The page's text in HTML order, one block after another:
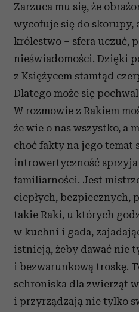
Zarzuca mu się, że
wycofuje się do skorupy,
królestwo – sfera uczuć,
nieświadomości. Dzięki
z Księżycem stamtąd
Dlatego może się
W rozmowie z Rakiem
że wie o nas wszystko, a
choć fakty na jego temat
introwertyczność
familiarności. Jest
ciepłych, bezpiecznych,
takie Raki, u których
w kuchni i gada,
istnieją, żeby dawać nie
i bezwarunkową troskę.
schroniska dla zwierząt
i przyrządzają nie tylko